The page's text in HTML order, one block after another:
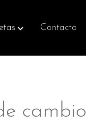
Contacto
cambio